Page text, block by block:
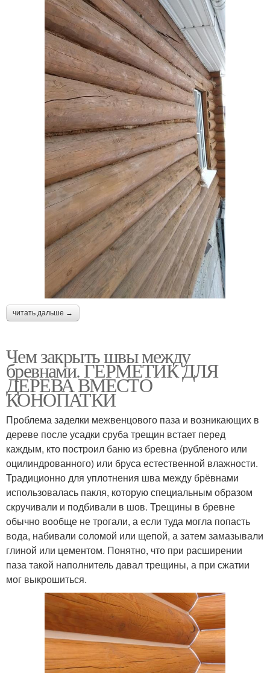
читать дальше →
Чем закрыть швы между
бревнами. ГЕРМЕТИК ДЛЯ
ДЕРЕВА ВМЕСТО
КОНОПАТКИ
Проблема заделки межвенцового паза и возникающих в
дереве после усадки сруба трещин встает перед
каждым, кто построил баню из бревна (рубленого или
оцилиндрованного) или бруса естественной влажности.
Традиционно для уплотнения шва между брёвнами
использовалась пакля, которую специальным образом
скручивали и подбивали в шов. Трещины в бревне
обычно вообще не трогали, а если туда могла попасть
вода, набивали соломой или щепой, а затем замазывали
глиной или цементом. Понятно, что при расширении
паза такой наполнитель давал трещины, а при сжатии
мог выкрошиться.